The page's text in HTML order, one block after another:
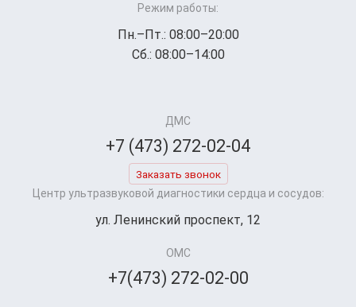
Режим работы:
Пн.–Пт.: 08:00–20:00
Сб.: 08:00–14:00
ДМС
+7 (473) 272-02-04
Заказать звонок
Центр ультразвуковой диагностики сердца и сосудов:
ул. Ленинский проспект, 12
ОМС
+7(473) 272-02-00